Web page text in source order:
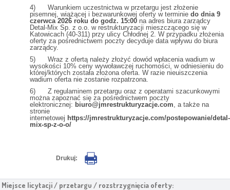
4) Warunkiem uczestnictwa w przetargu jest złożenie
pisemnej, wiążącej i bezwarunkowej oferty w terminie do dnia 9
czerwca 2026 roku do godz. 15:00 na adres biura zarządcy
Detal-Mix Sp. z o.o. w restrukturyzacji mieszczącego się w
Katowicach (40-311) przy ulicy Chłodnej 2. W przypadku złożenia
oferty za pośrednictwem poczty decyduje data wpływu do biura
zarządcy.
5) Wraz z ofertą należy złożyć dowód wpłacenia wadium w
wysokości 10% ceny wywoławczej ruchomości, w odniesieniu do
której/których została złożona oferta. W razie nieuiszczenia
wadium oferta nie zostanie rozpatrzona.
6) Z regulaminem przetargu oraz z operatami szacunkowymi
można zapoznać się za pośrednictwem poczty
elektronicznej: biuro@jmrestrukturyzacje.com, a także na
stronie
internetowej https://jmrestrukturyzacje.com/postepowanie/detal-
mix-sp-z-o-o/
Drukuj:
Miejsce licytacji / przetargu / rozstrzygnięcia oferty: